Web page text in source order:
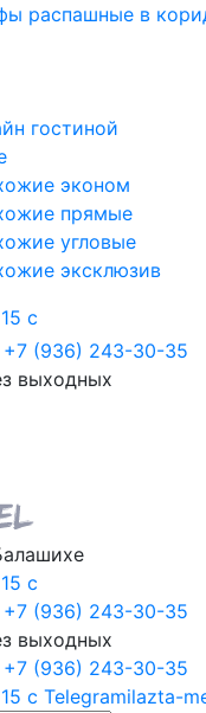
распашные в
гостиной
эконом
прямые
угловые
эксклюзив
с
+7 (936) 243-30-35
выходных
с
+7 (936) 243-30-35
выходных
+7 (936) 243-30-35
с Telegramilazta-